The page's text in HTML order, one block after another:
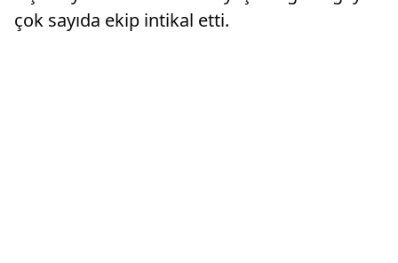
çok sayıda ekip intikal etti.